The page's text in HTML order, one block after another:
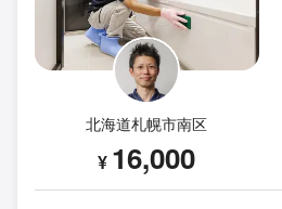
北海道札幌市南区
¥ 16,000